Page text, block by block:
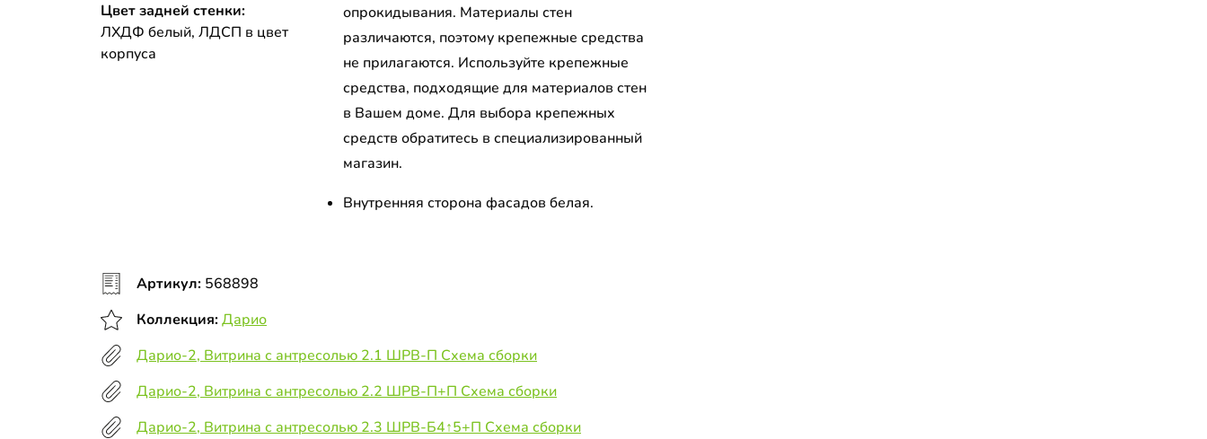
Цвет задней стенки:
ЛХДФ белый, ЛДСП в цвет
корпуса
опрокидывания. Материалы стен
различаются, поэтому крепежные средства
не прилагаются. Используйте крепежные
средства, подходящие для материалов стен
в Вашем доме. Для выбора крепежных
средств обратитесь в специализированный
магазин.
Внутренняя сторона фасадов белая.
Артикул: 568898
Коллекция:Дарио
Дарио-2, Витрина с антресолью 2.1 ШРВ-П Схема сборки
Дарио-2, Витрина с антресолью 2.2 ШРВ-П+П Схема сборки
Дарио-2, Витрина с антресолью 2.3 ШРВ-Б4↑5+П Схема сборки